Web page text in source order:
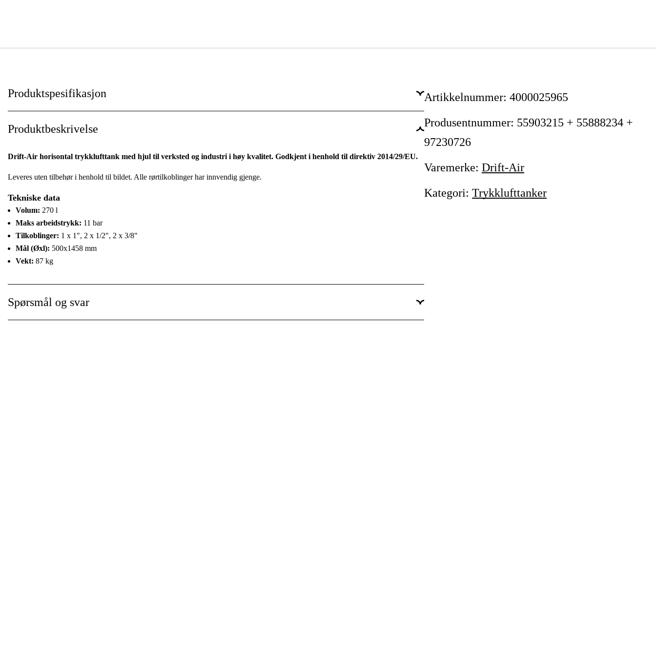
Produktspesifikasjon
Tankutførelse :
Liggende
Vekt:
Produktbeskrivelse
Drift-Air horisontal trykklufttank med hjul til verksted og industri i høy kvalitet. Godkjent i henhold til direktiv 2014/29/EU.
Leveres uten tilbehør i henhold til bildet. Alle rørtilkoblinger har innvendig gjenge.
Tekniske data
Volum: 270 l
Maks arbeidstrykk: 11 bar
Tilkoblinger: 1 x 1", 2 x 1/2", 2 x 3/8"
Mål (Øxl): 500x1458 mm
Vekt: 87 kg
Spørsmål og svar
Artikkelnummer: 4000025965
Produsentnummer: 55903215 + 55888234 +
97230726
Varemerke: Drift-Air
Kategori: Trykklufttanker